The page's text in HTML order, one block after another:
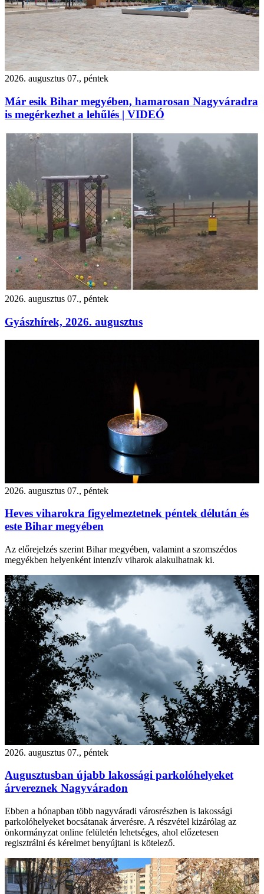
2026. augusztus 07., péntek
Már esik Bihar megyében, hamarosan Nagyváradra
is megérkezhet a lehűlés | VIDEÓ
2026. augusztus 07., péntek
Gyászhírek, 2026. augusztus
2026. augusztus 07., péntek
Heves viharokra figyelmeztetnek péntek délután és
este Bihar megyében
Az előrejelzés szerint Bihar megyében, valamint a szomszédos
megyékben helyenként intenzív viharok alakulhatnak ki.
2026. augusztus 07., péntek
Augusztusban újabb lakossági parkolóhelyeket
árvereznek Nagyváradon
Ebben a hónapban több nagyváradi városrészben is lakossági
parkolóhelyeket bocsátanak árverésre. A részvétel kizárólag az
önkormányzat online felületén lehetséges, ahol előzetesen
regisztrálni és kérelmet benyújtani is kötelező.